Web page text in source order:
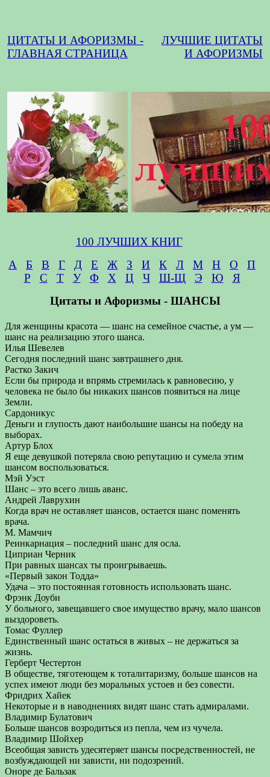
ЦИТАТЫ И АФОРИЗМЫ -
ГЛАВНАЯ СТРАНИЦА
ЛУЧШИЕ ЦИТАТЫ
И АФОРИЗМЫ
100 ЛУЧШИХ КНИГ
А
Б В Г Д Е Ж З И К Л М Н О
П
Р
С Т У Ф Х Ц Ч Ш-Щ Э Ю
Я
Цитаты и Афоризмы - ШАНСЫ
Для женщины красота — шанс на семейное счастье, а ум —
шанс на реализацию этого шанса.
Илья Шевелев
Сегодня последний шанс завтрашнего дня.
Растко Закич
Если бы природа и впрямь стремилась к равновесию, у
человека не было бы никаких шансов появиться на лице
Земли.
Сардоникус
Деньги и глупость дают наибольшие шансы на победу на
выборах.
Артур Блох
Я еще девушкой потеряла свою репутацию и сумела этим
шансом воспользоваться.
Мэй Уэст
Шанс – это всего лишь аванс.
Андрей Лаврухин
Когда врач не оставляет шансов, остается шанс поменять
врача.
М. Мамчич
Реинкарнация – последний шанс для осла.
Циприан Черник
При равных шансах ты проигрываешь.
«Первый закон Тодда»
Удача – это постоянная готовность использовать шанс.
Фрэнк Доуби
У больного, завещавшего свое имущество врачу, мало шансов
выздороветь.
Томас Фуллер
Единственный шанс остаться в живых – не держаться за
жизнь.
Герберт Честертон
В обществе, тяготеющем к тоталитаризму, больше шансов на
успех имеют люди без моральных устоев и без совести.
Фридрих Хайек
Некоторые и в наводнениях видят шанс стать адмиралами.
Владимир Булатович
Больше шансов возродиться из пепла, чем из чучела.
Владимир Шойхер
Всеобщая зависть удесятеряет шансы посредственностей, не
возбуждающей ни зависти, ни подозрений.
Оноре де Бальзак